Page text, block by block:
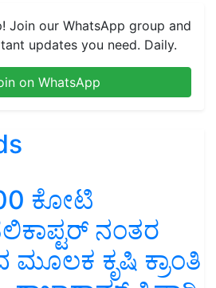
updates you need. Daily.
ಕೋಟಿ
ನಂತರ
ಕೃಷಿ ಕ್ರಾಂತಿ
ರಾಜಾರಾಮ್ ತ್ರಿಪಾಠಿ